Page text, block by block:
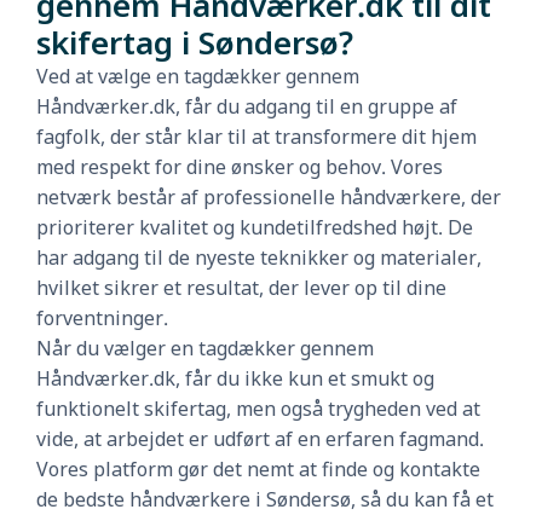
skifertag i Søndersø?
Ved at vælge en tagdækker gennem
Håndværker.dk, får du adgang til en gruppe af
fagfolk, der står klar til at transformere dit hjem
med respekt for dine ønsker og behov. Vores
netværk består af professionelle håndværkere, der
prioriterer kvalitet og kundetilfredshed højt. De
har adgang til de nyeste teknikker og materialer,
hvilket sikrer et resultat, der lever op til dine
forventninger.
Når du vælger en tagdækker gennem
Håndværker.dk, får du ikke kun et smukt og
funktionelt skifertag, men også trygheden ved at
vide, at arbejdet er udført af en erfaren fagmand.
Vores platform gør det nemt at finde og kontakte
de bedste håndværkere i Søndersø, så du kan få et